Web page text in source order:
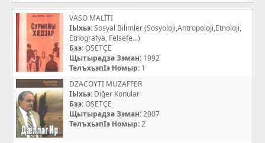
VASO MALİTI
IЫхьэ:Sosyal Bilimler (Sosyoloji,Antropoloji,Etnoloji,
Etnografya, Felsefe...)
Бзэ:OSETÇE
Щытырадза Зэман: 1992
ТелъхьэпIэ Номыр: 1
DZACOYTI MUZAFFER
IЫхьэ: Diğer Konular
Бзэ:OSETÇE
Щытырадза Зэман:2007
ТелъхьэпIэ Номыр:2